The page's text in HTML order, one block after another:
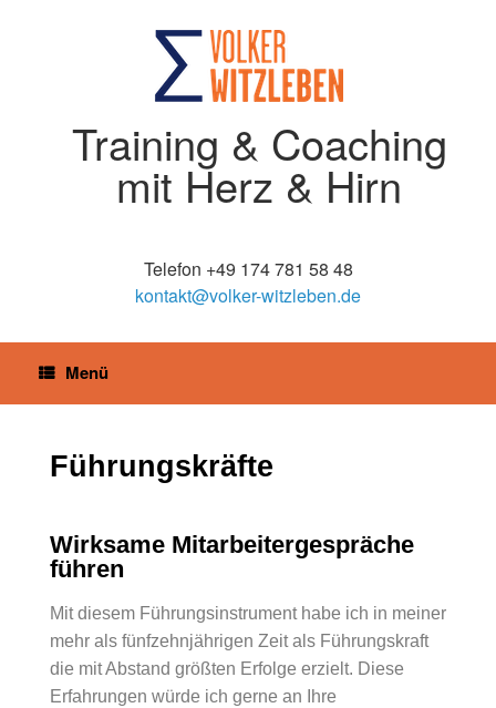
Training & Coaching
mit Herz & Hirn
Telefon +49 174 781 58 48
kontakt@volker-witzleben.de
Menü
Führungskräfte
Wirksame Mitarbeitergespräche
führen
Mit diesem Führungsinstrument habe ich in meiner
mehr als fünfzehnjährigen Zeit als Führungskraft
die mit Abstand größten Erfolge erzielt. Diese
Erfahrungen würde ich gerne an Ihre